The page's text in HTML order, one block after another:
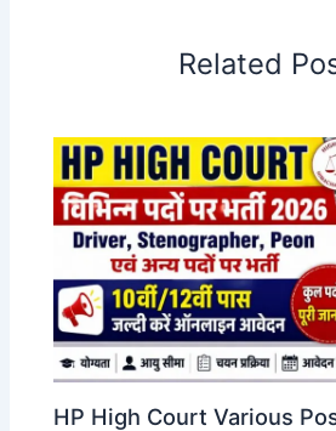
Related
HP High Court Various